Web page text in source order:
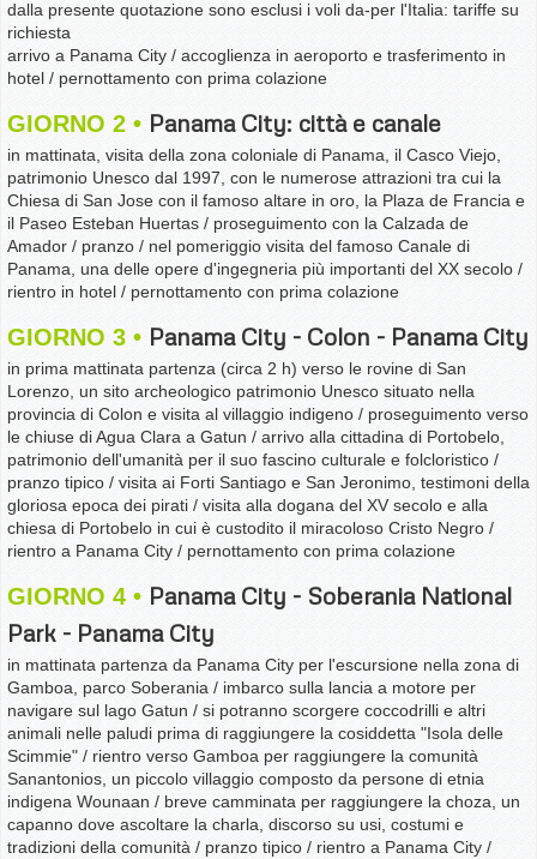
dalla presente quotazione sono esclusi i voli da-per l'Italia: tariffe su
richiesta
arrivo a Panama City / accoglienza in aeroporto e trasferimento in
hotel / pernottamento con prima colazione
GIORNO 2 Panama City: città e canale
in mattinata, visita della zona coloniale di Panama, il Casco Viejo,
patrimonio Unesco dal 1997, con le numerose attrazioni tra cui la
Chiesa di San Jose con il famoso altare in oro, la Plaza de Francia e
il Paseo Esteban Huertas / proseguimento con la Calzada de
Amador / pranzo / nel pomeriggio visita del famoso Canale di
Panama, una delle opere d'ingegneria più importanti del XX secolo /
rientro in hotel / pernottamento con prima colazione
GIORNO 3 Panama City - Colon - Panama City
in prima mattinata partenza (circa 2 h) verso le rovine di San
Lorenzo, un sito archeologico patrimonio Unesco situato nella
provincia di Colon e visita al villaggio indigeno / proseguimento verso
le chiuse di Agua Clara a Gatun / arrivo alla cittadina di Portobelo,
patrimonio dell'umanità per il suo fascino culturale e folcloristico /
pranzo tipico / visita ai Forti Santiago e San Jeronimo, testimoni della
gloriosa epoca dei pirati / visita alla dogana del XV secolo e alla
chiesa di Portobelo in cui è custodito il miracoloso Cristo Negro /
rientro a Panama City / pernottamento con prima colazione
GIORNO 4
Panama City - Soberania National
Park - Panama City
in mattinata partenza da Panama City per l'escursione nella zona di
Gamboa, parco Soberania / imbarco sulla lancia a motore per
navigare sul lago Gatun / si potranno scorgere coccodrilli e altri
animali nelle paludi prima di raggiungere la cosiddetta "Isola delle
Scimmie" / rientro verso Gamboa per raggiungere la comunità
Sanantonios, un piccolo villaggio composto da persone di etnia
indigena Wounaan / breve camminata per raggiungere la choza, un
capanno dove ascoltare la charla, discorso su usi, costumi e
tradizioni della comunità / pranzo tipico / rientro a Panama City /